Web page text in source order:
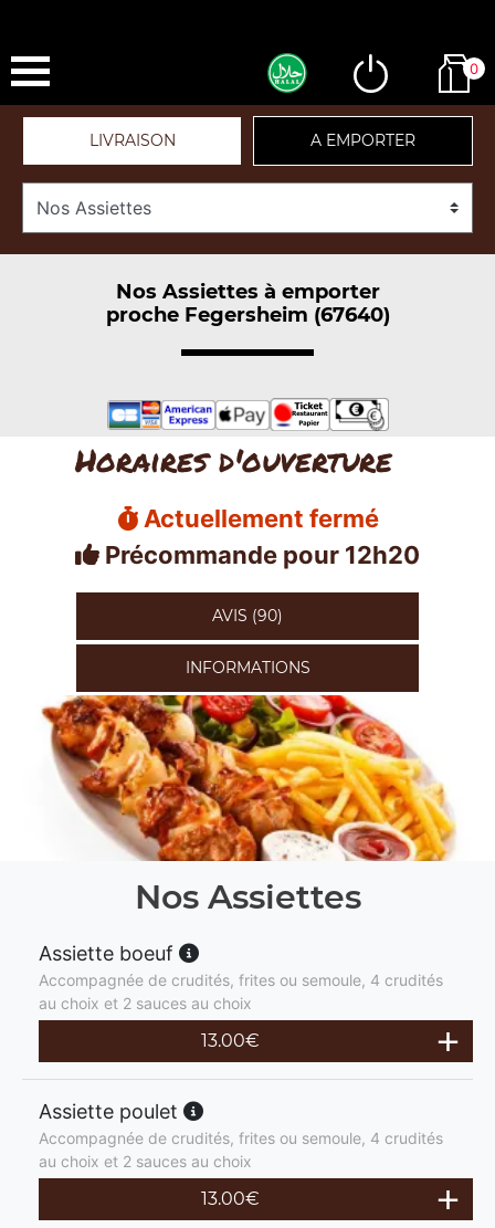
0
LIVRAISON A EMPORTER
Nos Assiettes à emporter
proche Fegersheim (67640)
Horaires d'ouverture
Actuellement fermé
Précommande pour 12h20
AVIS (90)
INFORMATIONS
Nos Assiettes
Assiette boeuf
Accompagnée de crudités, frites ou semoule, 4 crudités
au choix et 2 sauces au choix
13.00€
Assiette poulet
Accompagnée de crudités, frites ou semoule, 4 crudités
au choix et 2 sauces au choix
13.00€